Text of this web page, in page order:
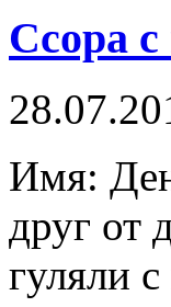
Ссора с
Имя:
друг от
гуляли